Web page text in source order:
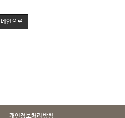
메인으로
개인정보처리방침